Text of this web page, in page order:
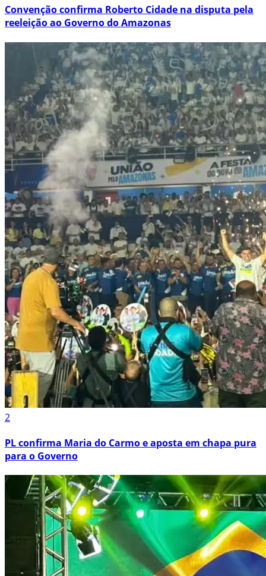
Convenção confirma Roberto Cidade na disputa pela
reeleição ao Governo do Amazonas
2
PL confirma Maria do Carmo e aposta em chapa pura
para o Governo